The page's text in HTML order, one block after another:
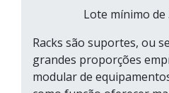
Lote mínimo de
Racks são suportes, ou
grandes proporções
modular de